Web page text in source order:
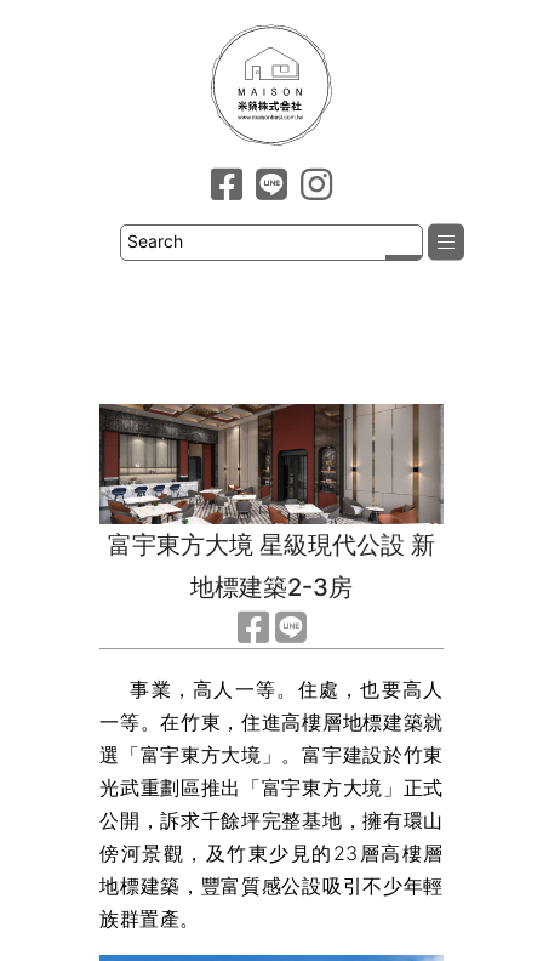
富宇東方大境 星級現代公設 新
地標建築2-3房
事業，高人一等。住處，也要高人
一等。在竹東，住進高樓層地標建築就
選「富宇東方大境」。富宇建設於竹東
光武重劃區推出「富宇東方大境」正式
公開，訴求千餘坪完整基地，擁有環山
傍河景觀，及竹東少見的23層高樓層
地標建築，豐富質感公設吸引不少年輕
族群置產。